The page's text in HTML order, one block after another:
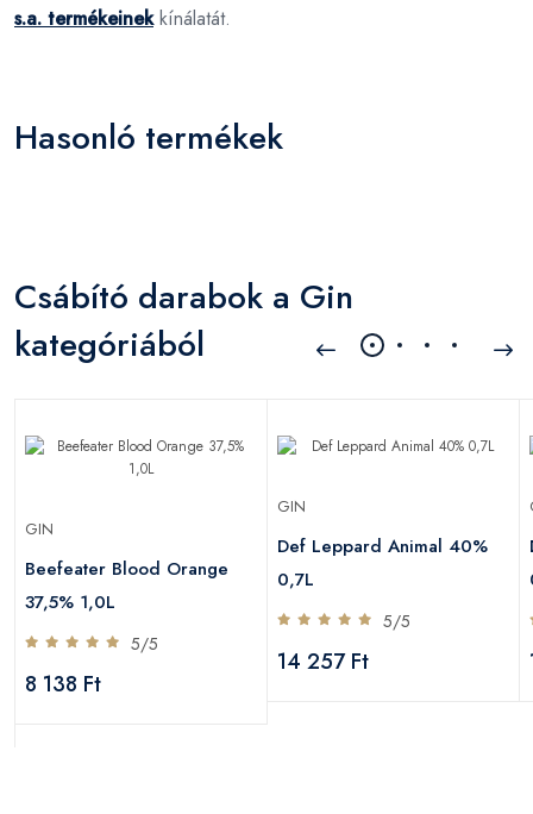
s.a. termékeinekkínálatát.
Hasonló termékek
Csábító darabok a Gin
kategóriából
GIN
Beefeater Blood Orange
37,5% 1,0L
5/5
8 138 Ft
GIN
Def Leppard Animal 40%
0,7L
5/5
14 257 Ft